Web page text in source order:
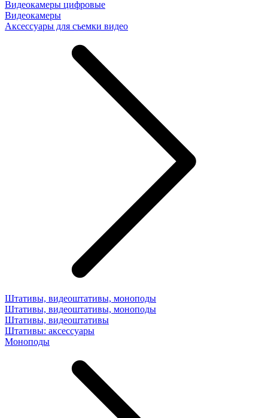
Видеокамеры цифровые
Видеокамеры
Аксессуары для съемки видео
Штативы, видеоштативы, моноподы
Штативы, видеоштативы, моноподы
Штативы, видеоштативы
Штативы: аксессуары
Моноподы